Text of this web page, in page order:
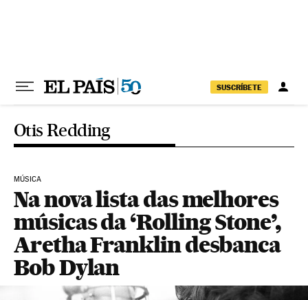
SUSCRÍBETE
Otis Redding
MÚSICA
Na nova lista das melhores
músicas da ‘Rolling Stone’,
Aretha Franklin desbanca
Bob Dylan